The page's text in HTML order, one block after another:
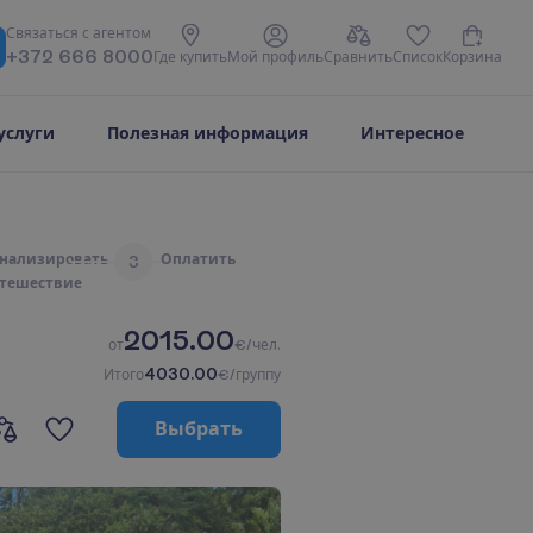
Связаться с агентом
+372 666 8000 Где купить М ой профильСравнитьСписокКорзина
Полезная информация Интересное
ализировать
ешествие
3 Оплатить
от2015.00€/чел.
Итого4030.00€/группу
Выбрать